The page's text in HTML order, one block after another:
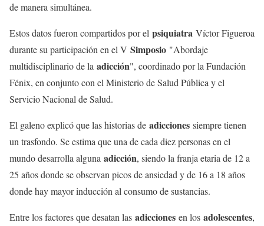
de manera simultánea.
Estos datos fueron compartidos por el psiquiatra Víctor Figueroa
durante su participación en el V Simposio "Abordaje
multidisciplinario de la adicción", coordinado por la Fundación
Fénix, en conjunto con el Ministerio de Salud Pública y el
Servicio Nacional de Salud.
El galeno explicó que las historias de adicciones siempre tienen
un trasfondo. Se estima que una de cada diez personas en el
mundo desarrolla alguna adicción, siendo la franja etaria de 12 a
25 años donde se observan picos de ansiedad y de 16 a 18 años
donde hay mayor inducción al consumo de sustancias.
Entre los factores que desatan las adicciones en los adolescentes,